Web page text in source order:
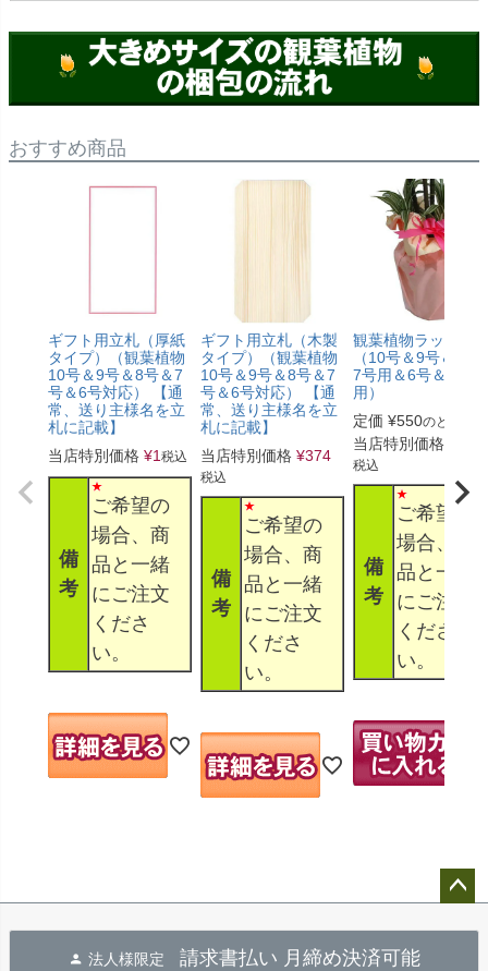
おすすめ商品
ギフト用立札（厚紙
タイプ）（観葉植物
10号＆9号＆8号＆7
号＆6号対応） 【通
常、送り主様名を立
札に記載】
当店特別価格 ¥1 税込
備
考
ご希望の
場合、商
品と一緒
にご注文
くださ
い。
ギフト用立札（木製
タイプ）（観葉植物
10号＆9号＆8号＆7
号＆6号対応） 【通
常、送り主様名を立
札に記載】
当店特別価格 ¥374
税込
備
考
ご希望の
場合、商
品と一緒
にご注文
くださ
い。
観葉植物ラッピン
（10号＆9号＆8号
7号用＆6号＆5号
用）
定価 ¥550のところ
当店特別価格
税込
備
考
ご希望の
場合、商
品と一緒
にご注文
くださ
い。
法人様限定 請求書払い 月締め決済可能